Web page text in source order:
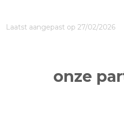
Laatst aangepast op 27/02/2026
onze